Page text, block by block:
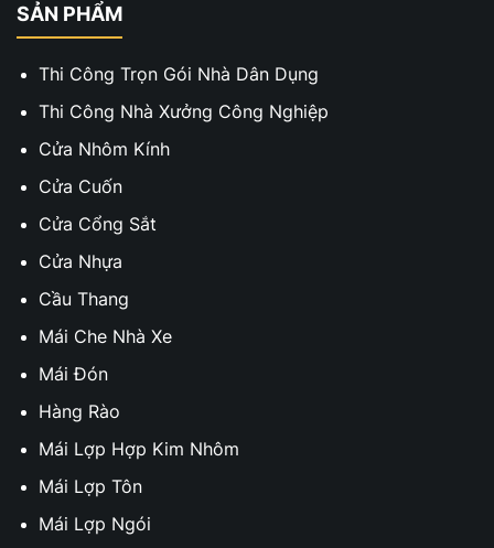
SẢN PHẨM
Thi Công Trọn Gói Nhà Dân Dụng
Thi Công Nhà Xưởng Công Nghiệp
Cửa Nhôm Kính
Cửa Cuốn
Cửa Cổng Sắt
Cửa Nhựa
Cầu Thang
Mái Che Nhà Xe
Mái Đón
Hàng Rào
Mái Lợp Hợp Kim Nhôm
Mái Lợp Tôn
Mái Lợp Ngói